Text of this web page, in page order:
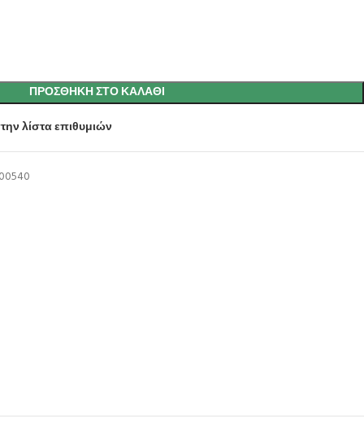
ΠΡΟΣΘΉΚΗ ΣΤΟ ΚΑΛΆΘΙ
λίστα επιθυμιών